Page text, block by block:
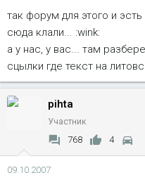
так форум для этого и
сюда клали... :wink:
а у нас, у вас... там
сцылки где текст на
pihta
Участник
768 4
09.10.2007